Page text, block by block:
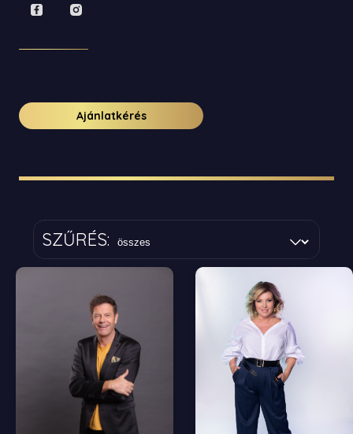
Ajánlatkérés
SZŰRÉS: